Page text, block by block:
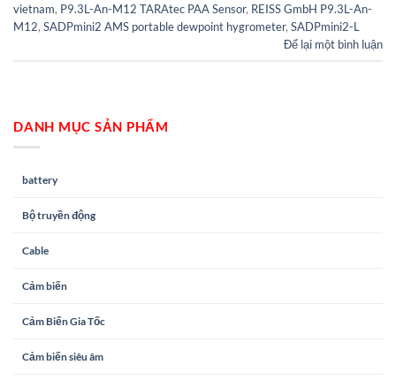
vietnam, P9.3L-An-M12 TARAtec PAA Sensor, REISS GmbH P9.3L-An-
M12, SADPmini2 AMS portable dewpoint hygrometer, SADPmini2-L
Để lại một bình luận
DANH MỤC SẢN PHẨM
battery
Bộ truyền động
Cable
Cảm biến
Cảm Biến Gia Tốc
Cảm biến siêu âm